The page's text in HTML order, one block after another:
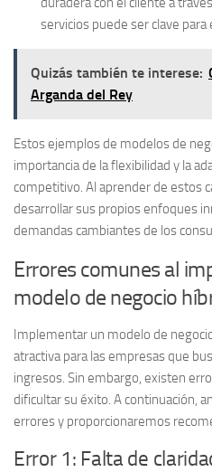
servicios puede ser clave para
Quizás también te interese:
Arganda del Rey
Estos ejemplos de modelos de
importancia de la flexibilidad y la
competitivo. Al aprender de estos
desarrollar sus propios enfoques
demandas cambiantes de los
Errores comunes al
modelo de negocio
Implementar un modelo de
atractiva para las empresas que
ingresos. Sin embargo, existen
dificultar su éxito. A continuación,
errores y proporcionaremos
Error 1: Falta de